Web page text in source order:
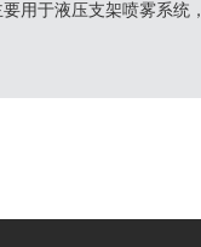
要用于液压支架喷雾系统，